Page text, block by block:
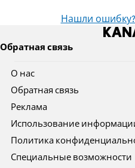
Нашли
Обратная связь
О нас
Обратная связь
Реклама
Использование
Политика
Специальные возможности